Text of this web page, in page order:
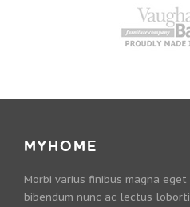
MYHOME
Morbi varius finibus magna
bibendum nunc ac lectus